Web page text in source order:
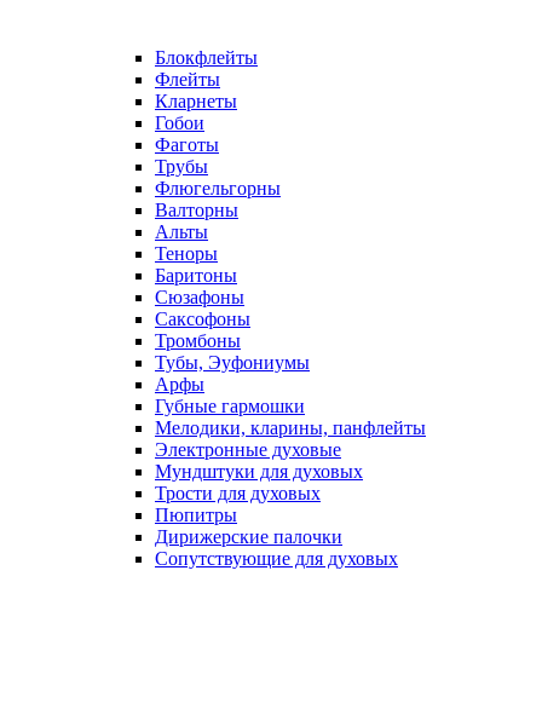
Блокфлейты
Флейты
Кларнеты
Гобои
Фаготы
Трубы
Флюгельгорны
Валторны
Альты
Теноры
Баритоны
Сюзафоны
Саксофоны
Тромбоны
Тубы, Эуфониумы
Арфы
Губные гармошки
Мелодики, кларины, панфлейты
Электронные духовые
Мундштуки для духовых
Трости для духовых
Пюпитры
Дирижерские палочки
Сопутствующие для духовых